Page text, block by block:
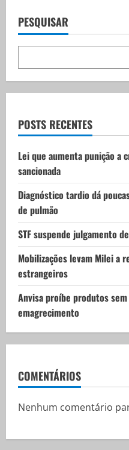
neste
domingo
posts
PESQUISAR
POSTS RECENTES
Lei que aumenta punição a
sancionada
Diagnóstico tardio dá
de pulmão
STF suspende julgamento
Mobilizações levam Milei a
estrangeiros
Anvisa proíbe produtos
emagrecimento
COMENTÁRIOS
Nenhum comentário